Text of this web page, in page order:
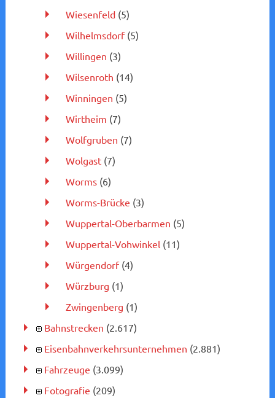
Wiesenfeld(5)
Wilhelmsdorf(5)
Willingen (3)
Wilsenroth (14)
Winningen (5)
Wirtheim (7)
Wolfgruben (7)
Wolgast(7)
Worms(6)
Worms-Brücke (3)
Wuppertal-Oberbarmen (5)
Wuppertal-Vohwinkel (11)
Würgendorf(4)
Würzburg (1)
Zwingenberg (1)
Bahnstrecken (2.617)
Eisenbahnverkehrsunternehmen (2.881)
Fahrzeuge (3.099)
Fotografie (209)